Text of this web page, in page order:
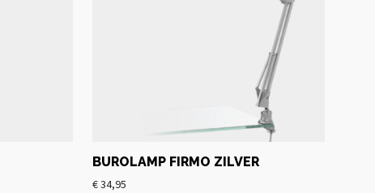
BUROLAMP FIRMO ZILVER
€34,95